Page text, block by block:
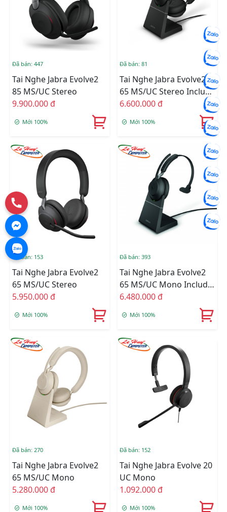
Đã bán: 447
Tai Nghe Jabra Evolve2
85 MS/UC Stereo
9.900.000 đ
Mới 100%
Đã bán: 81
Tai Nghe Jabra Evolve2
65 MS/UC Stereo Include
Changing
6.600.000 đ
Mới 100%
Đã bán: 153
Tai Nghe Jabra Evolve2
65 MS/UC Stereo
5.950.000 đ
Mới 100%
Đã bán: 393
Tai Nghe Jabra Evolve2
65 MS/UC Mono Include
Changing
6.480.000 đ
Mới 100%
Đã bán: 270
Tai Nghe Jabra Evolve2
65 MS/UC Mono
5.280.000 đ
Mới 100%
Đã bán: 152
Tai Nghe Jabra Evolve 20
UC Mono
1.092.000 đ
Mới 100%